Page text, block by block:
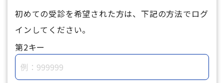
初めての受診を希望された方は、下記の方法でログ
インしてください。
第2キー